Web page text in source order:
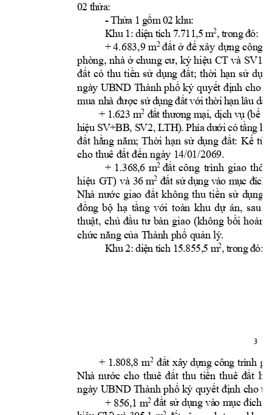
02 thửa:
-Thửa 1 gồm 02 khu:
Khu 1: diện tích 7.711,5 m2,trongđó:
+ 4.683,9 m2 đất ở để xây dựng công
phòng, nhà ở chung cư, ký hiệu CT và SV1)
đất có thu tiền sử dụng đất; thời hạn sử
ngày UBND Thành phố ký quyết định cho
mua nhà được sử dụng đất với thời hạn lâu dà
+ 1.623 m2 đất thương mại, dịch vụ (bể b
hiệu SV+BB, SV2, LTH). Phía dưới cótầng h
đất hằng năm; Thời hạn sử dụng đất: Kể từ
cho thuê đất đến ngày 14/01/2069.
+ 1.368,6 m2 đất công trình giao
hiệu GT) và 36 m2 đất sử dụng vào mục đích
Nhà nước giao đất không thu tiền sử dụng
đồng bộ hạ tầng với toàn khu dự án, sau
thuật, chủ đầu tư bàn giao (không bồi hoàn)
chức năng của Thành phố quản lý.
Khu2: diện tích 15.855,5 m2, trong đó:
3
+ 1.808,8 m2 đất xây dựng công trình g
Nhà nước cho thuê đất thu tiền thuê đất
ngày UBND Thành phố ký quyết định cho t
+ 856,1 m2 đất sử dụng vào mục đích